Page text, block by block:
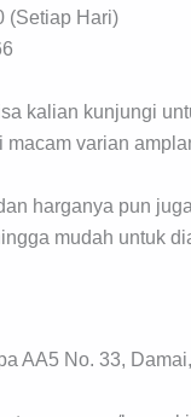
(Setiap Hari)
kalian kunjungi
macam varian
harganya pun
mudah untuk
AA5 No. 33,